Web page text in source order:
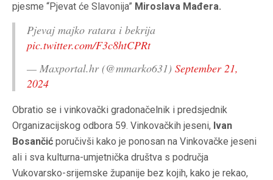
pjesme “Pjevat će Slavonija” Miroslava Mađera.
Pjevaj majko ratara i bekrija
pic.twitter.com/F3c8htCPRt
— Maxportal.hr (@mmarko631) September 21,
2024
Obratio se i vinkovački gradonačelnik i predsjednik
Organizacijskog odbora 59. Vinkovačkih jeseni, Ivan
Bosančić poručivši kako je ponosan na Vinkovačke jeseni
ali i sva kulturna-umjetnička društva s područja
Vukovarsko-srijemske županije bez kojih, kako je rekao,